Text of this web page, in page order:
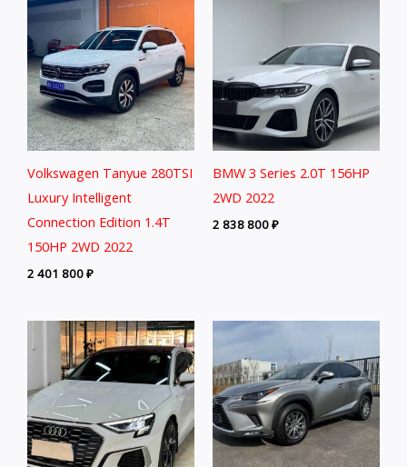
Volkswagen Tanyue 280TSI
Luxury Intelligent
Connection Edition 1.4T
150HP 2WD 2022
2 401 800₽
BMW 3 Series 2.0T 156HP
2WD 2022
2 838 800₽